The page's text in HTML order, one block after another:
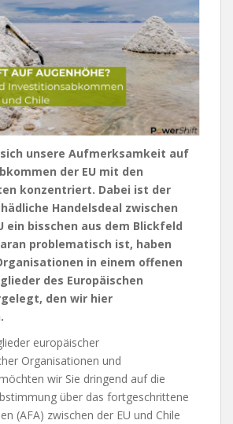
unsere Aufmerksamkeit auf
der EU mit den
konzentriert. Dabei ist der
Handelsdeal zwischen
ein bisschen aus dem Blickfeld
problematisch ist, haben
in einem offenen
des Europäischen
den wir hier
europäischer
Organisationen und
wir Sie dringend auf die
über das fortgeschrittene
(AFA) zwischen der EU und Chile